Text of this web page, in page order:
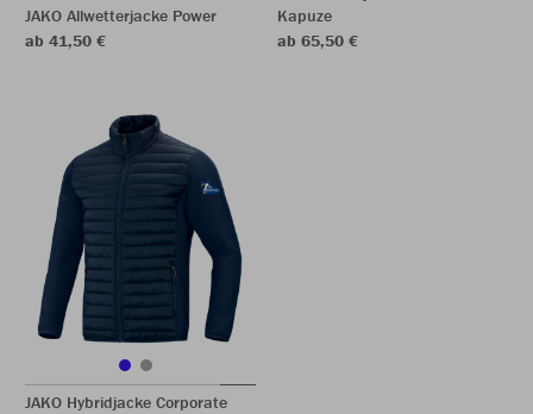
JAKO Allwetterjacke Power
ab 41,50 €
Kapuze
ab 65,50 €
JAKO Hybridjacke Corporate